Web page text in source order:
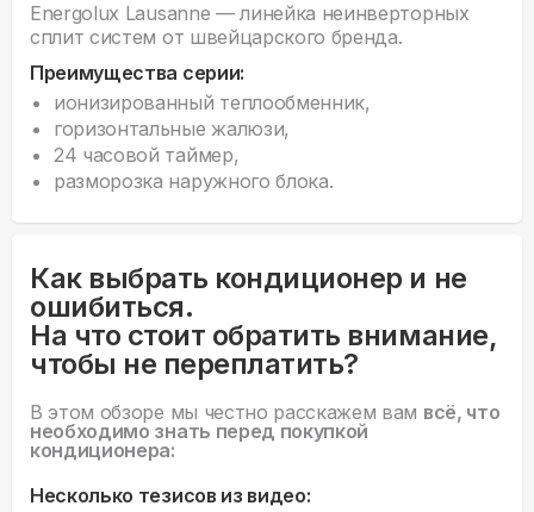
Energolux Lausanne — линейка неинверторных
сплит систем от швейцарского бренда.
Преимущества серии:
ионизированный теплообменник,
горизонтальные жалюзи,
24 часовой таймер,
разморозка наружного блока.
Как выбрать кондиционер и не
ошибиться.
На что стоит обратить внимание,
чтобы не переплатить?
В этом обзоре мы честно расскажем вам всё, что
необходимо знать перед покупкой
кондиционера:
Несколько тезисов из видео: